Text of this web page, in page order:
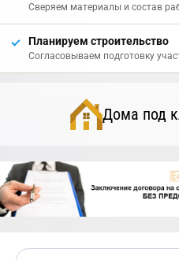
Сверяем материалы и состав
Планируем строительство
Согласовываем подготовку
Дома под